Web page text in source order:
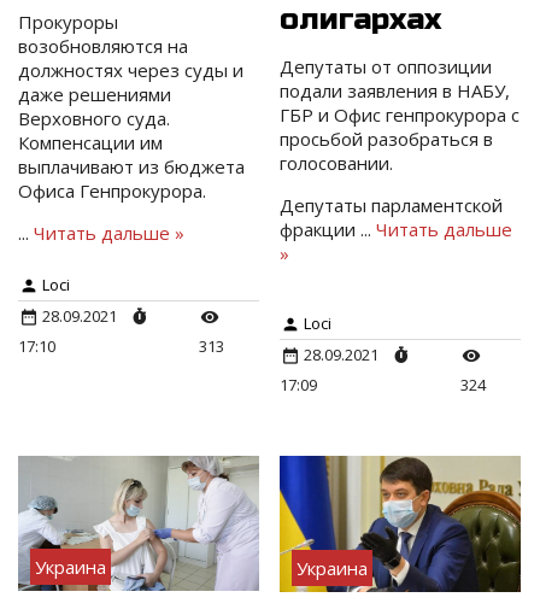
Прокуроры
возобновляются на
должностях через суды и
даже решениями
Верховного суда.
Компенсации им
выплачивают из бюджета
Офиса Генпрокурора.
... Читать дальше »
Loci
28.09.2021
17:10
313
олигархах
Депутаты от оппозиции
подали заявления в НАБУ,
ГБР и Офис генпрокурора с
просьбой разобраться в
голосовании.
Депутаты парламентской
фракции...Читать дальше
»
Loci
28.09.2021
17:09
324
Украина Украина